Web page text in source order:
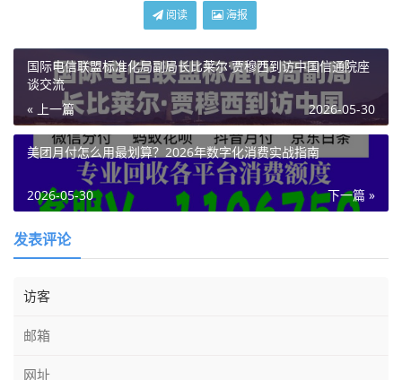
阅读 海报
国际电信联盟标准化局副局长比莱尔·贾穆西到访中国信通院座
谈交流
« 上一篇
2026-05-30
美团月付怎么用最划算？2026年数字化消费实战指南
下一篇 »
2026-05-30
发表评论